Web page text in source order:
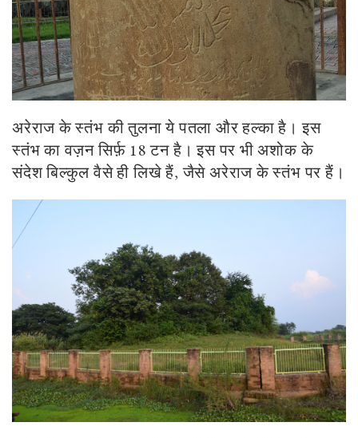
अरेराज के स्तंभ की तुलना ये पतला और हल्का है। इस
स्तंभ का वज़न सिर्फ़ 18टन है। इस पर भी अशोक के
संदेश बिल्कुल वैसे ही लिखे हैं,जैसे अरेराज के स्तंभ पर हैं।